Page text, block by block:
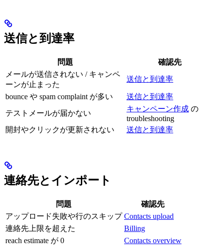
送信と到達率
問題
確認先
メールが送信されない / キャンペ
ーンが止まった
送信と到達率
bounce や spam complaint が多い
送信と到達率
テストメールが届かない
キャンペーン作成 の
troubleshooting
開封やクリックが更新されない
送信と到達率
連絡先とインポート
問題
確認先
アップロード失敗や行のスキップ Contacts upload
連絡先上限を超えた
Billing
reach estimate が 0
Contacts overview